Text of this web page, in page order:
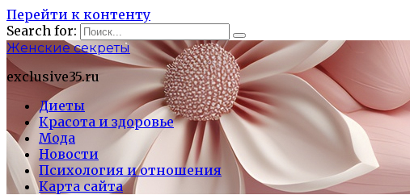
Перейти к контенту
Search for:
Женские секреты
exclusive35.ru
Диеты
Красота и здоровье
Мода
Новости
Психология и отношения
Карта сайта